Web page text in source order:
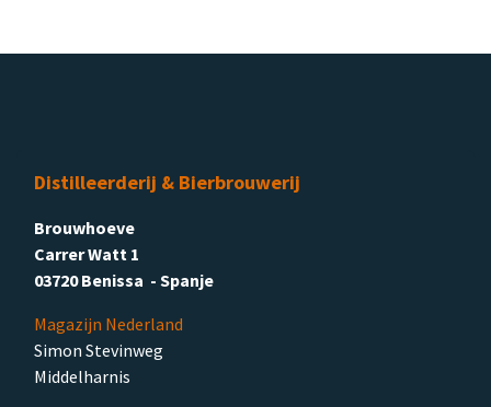
Distilleerderij & Bierbrouwerij
Brouwhoeve
Carrer Watt 1
03720 Benissa - Spanje
Magazijn Nederland
Simon Stevinweg
Middelharnis